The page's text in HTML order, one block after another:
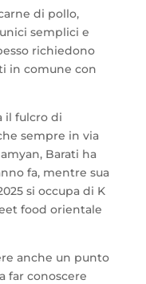
di pollo,
semplici e
richiedono
in comune con
il fulcro di
sempre in via
Barati ha
fa, mentre sua
si occupa di K
food orientale
anche un punto
far conoscere